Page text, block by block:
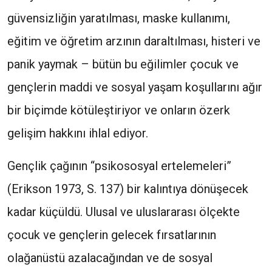
güvensizliğin yaratılması, maske kullanımı,
eğitim ve öğretim arzının daraltılması, histeri ve
panik yaymak – bütün bu eğilimler çocuk ve
gençlerin maddi ve sosyal yaşam koşullarını ağır
bir biçimde kötüleştiriyor ve onların özerk
gelişim hakkını ihlal ediyor.
Gençlik çağının “psikososyal ertelemeleri”
(Erikson 1973, S. 137) bir kalıntıya dönüşecek
kadar küçüldü. Ulusal ve uluslararası ölçekte
çocuk ve gençlerin gelecek fırsatlarının
olağanüstü azalacağından ve de sosyal